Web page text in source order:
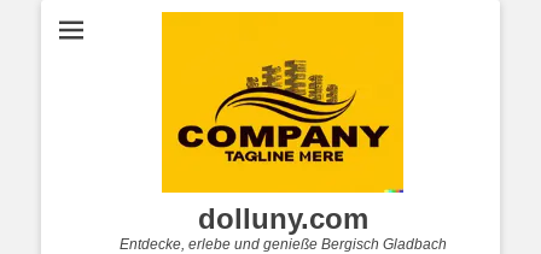
dolluny.com
Entdecke, erlebe und genieße Bergisch Gladbach